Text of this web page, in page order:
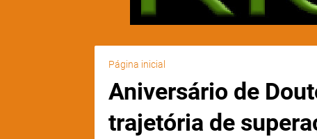
Página inicial
Aniversário de
trajetória de